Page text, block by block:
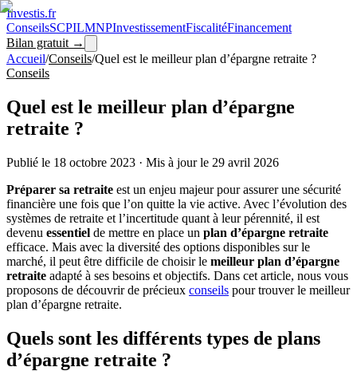
Investis.fr
ConseilsSCPILMNPInvestissementFiscalitéFinancement
Bilan gratuit →
Accueil/Conseils/Quel est le meilleur plan d’épargne retraite ?
Conseils
Quel est le meilleur plan d’épargne
retraite ?
Publié le 18 octobre 2023 · Mis à jour le 29 avril 2026
Préparer sa retraite est un enjeu majeur pour assurer une sécurité
financière une fois que l’on quitte la vie active. Avec l’évolution des
systèmes de retraite et l’incertitude quant à leur pérennité, il est
devenu essentiel de mettre en place un plan d’épargne retraite
efficace. Mais avec la diversité des options disponibles sur le
marché, il peut être difficile de choisir le meilleur plan d’épargne
retraite adapté à ses besoins et objectifs. Dans cet article, nous vous
proposons de découvrir de précieux conseils pour trouver le meilleur
plan d’épargne retraite.
Quels sont les différents types de plans
d’épargne retraite ?